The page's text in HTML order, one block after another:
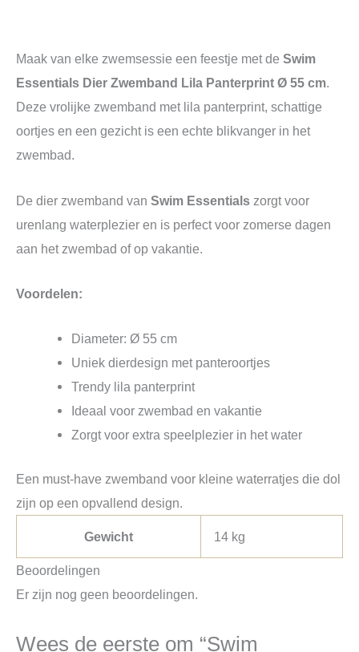
Maak van elke zwemsessie een feestje met de Swim
Essentials Dier Zwemband Lila Panterprint Ø 55 cm.
Deze vrolijke zwemband met lila panterprint, schattige
oortjes en een gezicht is een echte blikvanger in het
zwembad.
De dier zwemband van Swim Essentials zorgt voor
urenlang waterplezier en is perfect voor zomerse dagen
aan het zwembad of op vakantie.
Voordelen:
Diameter: Ø 55 cm
Uniek dierdesign met panteroortjes
Trendy lila panterprint
Ideaal voor zwembad en vakantie
Zorgt voor extra speelplezier in het water
Een must-have zwemband voor kleine waterratjes die dol
zijn op een opvallend design.
Gewicht 14 kg
Beoordelingen
Er zijn nog geen beoordelingen.
Wees de eerste om “Swim